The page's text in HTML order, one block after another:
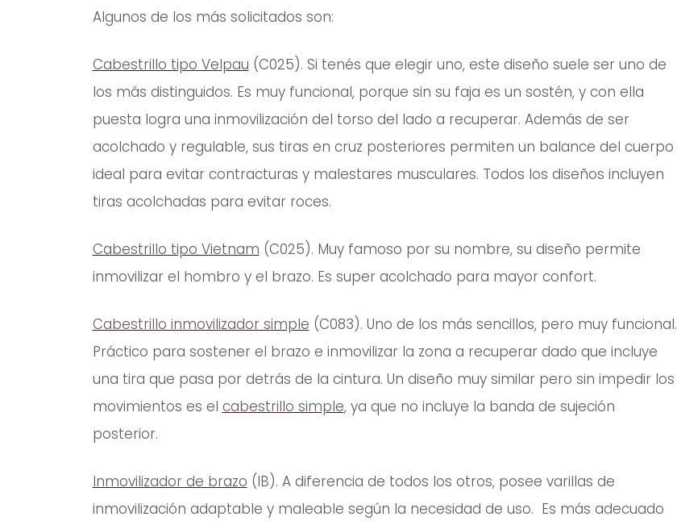
Algunos de los más solicitados son:
Cabestrillo tipo Velpau (C025). Si tenés que elegir uno, este diseño suele ser uno de
los más distinguidos. Es muy funcional, porque sin su faja es un sostén, y con ella
puesta logra una inmovilización del torso del lado a recuperar. Además de ser
acolchado y regulable, sus tiras en cruz posteriores permiten un balance del cuerpo
ideal para evitar contracturas y malestares musculares. Todos los diseños incluyen
tiras acolchadas para evitar roces.
Cabestrillo tipo Vietnam (C025). Muy famoso por su nombre, su diseño permite
inmovilizar el hombro y el brazo. Es super acolchado para mayor confort.
Cabestrillo inmovilizador simple (C083). Uno de los más sencillos, pero muy funcional.
Práctico para sostener el brazo e inmovilizar la zona a recuperar dado que incluye
una tira que pasa por detrás de la cintura. Un diseño muy similar pero sin impedir los
movimientos es el cabestrillo simple, ya que no incluye la banda de sujeción
posterior.
Inmovilizador de brazo (IB). A diferencia de todos los otros, posee varillas de
inmovilización adaptable y maleable según la necesidad de uso. Es más adecuado